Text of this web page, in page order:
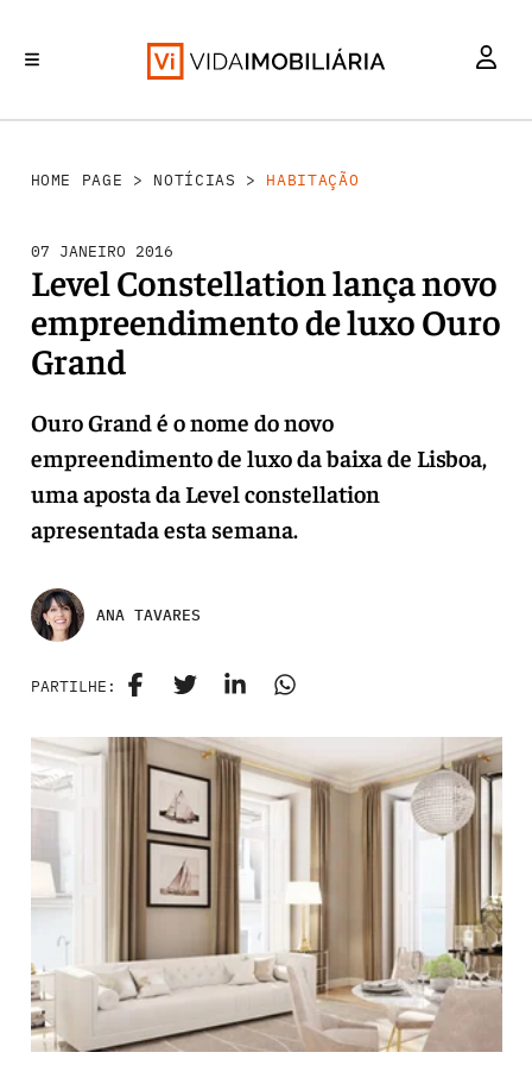
HOME PAGE > NOTÍCIAS > HABITAÇÃO
07 JANEIRO 2016
Level Constellation lança novo
empreendimento de luxo Ouro
Grand
Ouro Grand é o nome do novo
empreendimento de luxo da baixa de Lisboa,
uma aposta da Level constellation
apresentada esta semana.
ANA TAVARES
PARTILHE: